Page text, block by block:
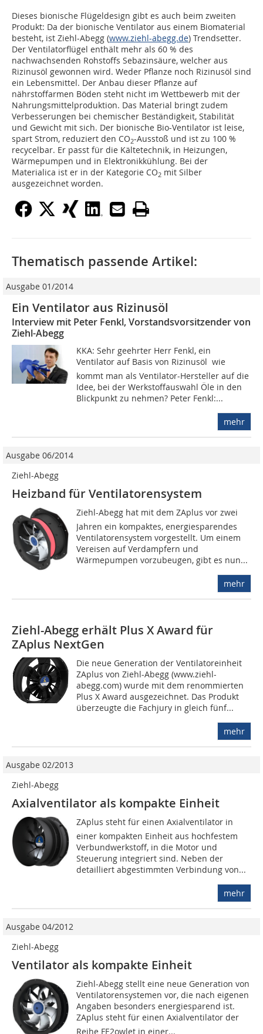
Dieses bionische Flügeldesign gibt es auch beim zweiten
Produkt: Da der bionische Ventilator aus einem Biomaterial
besteht, ist Ziehl-Abegg (www.ziehl-abegg.de) Trendsetter.
Der Ventilatorflügel enthält mehr als 60 % des
nachwachsenden Rohstoffs Sebazinsäure, welcher aus
Rizinusöl gewonnen wird. Weder Pflanze noch Rizinusöl sind
ein Lebensmittel. Der Anbau dieser Pflanze auf
nährstoffarmen Böden steht nicht im Wettbewerb mit der
Nahrungsmittelproduktion. Das Material bringt zudem
Verbesserungen bei chemischer Beständigkeit, Stabilität
und Gewicht mit sich. Der bionische Bio-Ventilator ist leise,
spart Strom, reduziert den CO2-Ausstoß und ist zu 100 %
recycelbar. Er passt für die Kältetechnik, in Heizungen,
Wärmepumpen und in Elektronikkühlung. Bei der
Materialica ist er in der Kategorie CO2 mit Silber
ausgezeichnet worden.
Thematisch passende Artikel:
Ausgabe 01/2014
Ein Ventilator aus Rizinusöl
Interview mit Peter Fenkl, Vorstandsvorsitzender von
Ziehl-Abegg
KKA: Sehr geehrter Herr Fenkl, ein
Ventilator auf Basis von Rizinusöl  wie
kommt man als Ventilator-Hersteller auf die
Idee, bei der Werkstoffauswahl Öle in den
Blickpunkt zu nehmen? Peter Fenkl:...
mehr
Ausgabe 06/2014
Ziehl-Abegg
Heizband für Ventilatorensystem
Ziehl-Abegg hat mit dem ZA­plus vor zwei
Jahren ein kompaktes, energiesparendes
Ventilatorensystem vorgestellt. Um einem
Vereisen auf Verdampfern und
Wärmepumpen vorzubeugen, gibt es nun...
mehr
Ziehl-Abegg erhält Plus X Award für
ZAplus NextGen
Die neue Generation der Ventilatoreinheit
ZAplus von Ziehl-Abegg (www.ziehl-
abegg.com) wurde mit dem renommierten
Plus X Award ausgezeichnet. Das Produkt
überzeugte die Fachjury in gleich fünf...
mehr
Ausgabe 02/2013
Ziehl-Abegg
Axialventilator als kompakte Einheit
ZAplus steht für einen Axialventilator in
einer kompakten Einheit aus hochfestem
Verbundwerkstoff, in die Motor und
Steuerung integriert sind. Neben der
detailliert abgestimmten Verbindung von...
mehr
Ausgabe 04/2012
Ziehl-Abegg
Ventilator als kompakte Einheit
Ziehl-Abegg stellt eine neue Generation von
Ventilatorensystemen vor, die nach eigenen
Angaben besonders energiesparend ist.
ZAplus steht für einen Axialventilator der
Reihe FE2owlet in einer...